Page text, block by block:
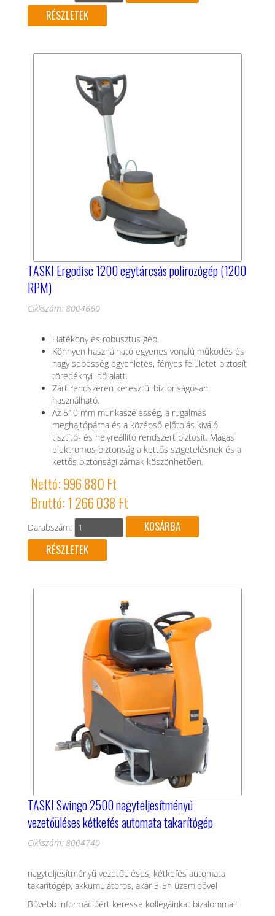
RÉSZLETEK
TASKI Ergodisc 1200 egytárcsás polírozógép (1200
RPM)
Cikkszám: 8004660
Hatékony és robusztus gép.
Könnyen használható egyenes vonalú működés és
nagy sebesség egyenletes, fényes felületet biztosít
töredéknyi idő alatt.
Zárt rendszeren keresztül biztonságosan
használható.
Az 510 mm munkaszélesség, a rugalmas
meghajtópárna és a középső előtolás kiváló
tisztító- és helyreállító rendszert biztosít. Magas
elektromos biztonság a kettős szigetelésnek és a
kettős biztonsági zárnak köszönhetően.
Nettó: 996 880 Ft
Bruttó: 1 266 038 Ft
Darabszám:
RÉSZLETEK
TASKI Swingo 2500 nagyteljesítményű
vezetőüléses kétkefés automata takarítógép
Cikkszám: 8004740
nagyteljesítményű vezetőüléses, kétkefés automata
takarítógép, akkumulátoros, akár 3-5h üzemidővel
Bővebb információért keresse kollégáinkat bizalommal!